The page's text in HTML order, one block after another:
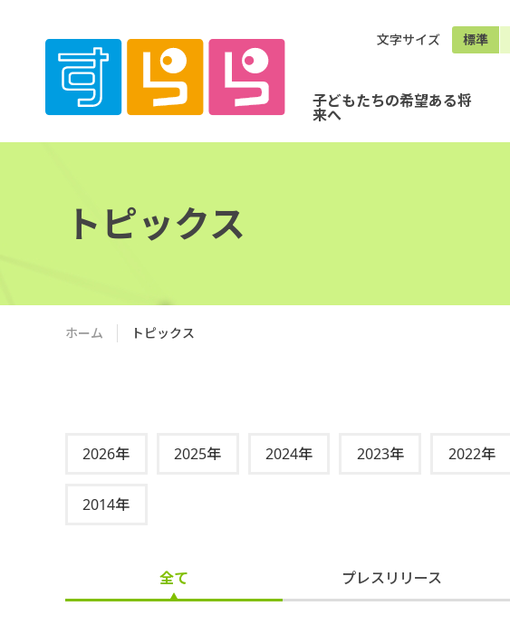
文字サイズ 標準
子どもたちの希望ある将
来へ
トピックス
ホーム トピックス
2026年 2025年 2024年 2023年 2022年
2014年
全て プレスリリース